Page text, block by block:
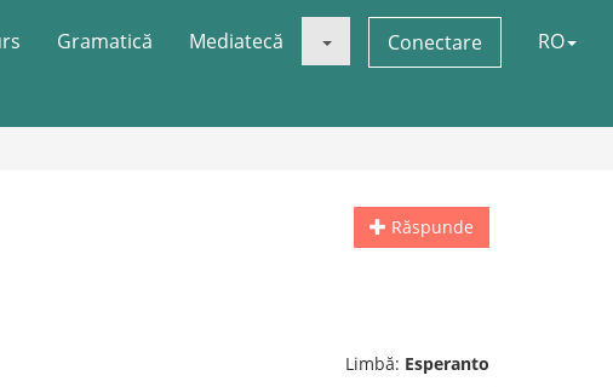
Gramatică Mediatecă Conectare RO
Răspunde
Limbă: Esperanto